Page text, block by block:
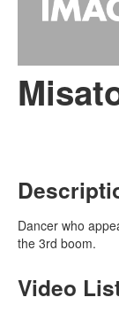
Lesson
Dancer who
the 3rd boom.
Video